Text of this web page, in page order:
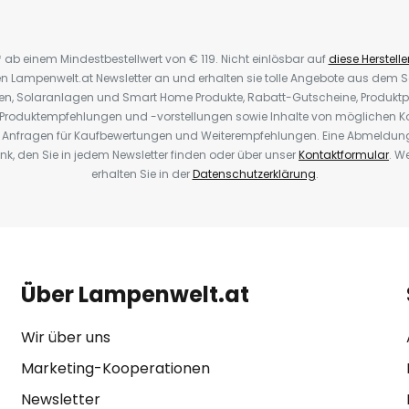
ab einem Mindestbestellwert von € 119. Nicht einlösbar aufdiese
Lampenwelt.at Newsletter an und erhalten sie tolle Angebote aus dem
Solaranlagen und Smart Home Produkte, Rabatt-Gutscheine,
und -vorstellungen sowie Inhalte von möglichen
für Kaufbewertungen und Weiterempfehlungen. Eine
den Sie in jedem Newsletter finden oder über unserKontaktformular.
erhalten Sie in derDatenschutzerklärung.
Über Lampenwelt.at
Wir über uns
Marketing-Kooperationen
Newsletter